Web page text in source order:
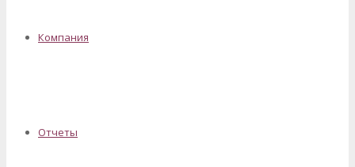
Компания
Отчеты